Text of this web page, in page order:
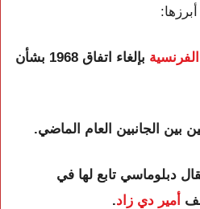
بإلغاء اتفاق 1968 بشأن
بين الجانبين العام الماضي.
أمير دي زاد.